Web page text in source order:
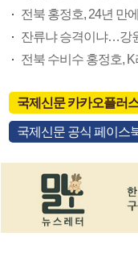
전북 홍정호, 24년 만
잔류냐 승격이냐…강
전북 수비수 홍정호,
국제신문 카카오플러
국제신문 공식 페이스